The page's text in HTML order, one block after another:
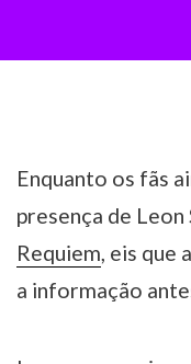
Enquanto os fãs
presença de Leon
Requiem , eis
a informação